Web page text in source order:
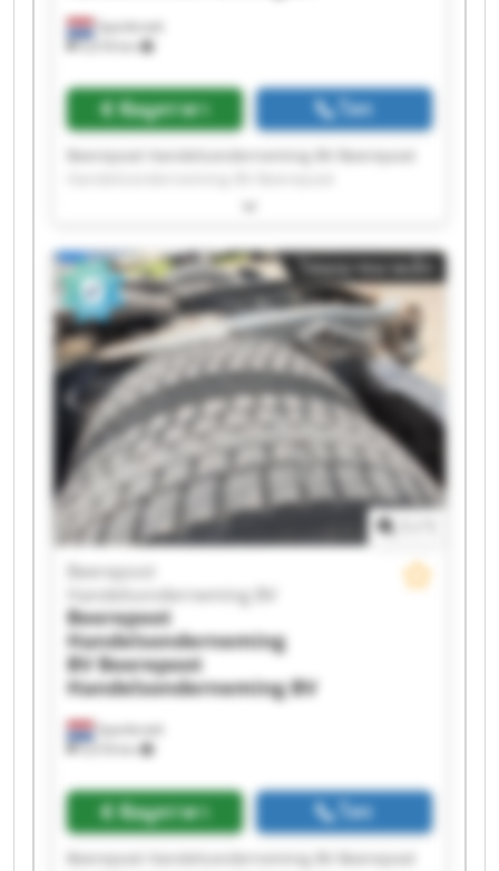
Spanbroek
9,018 km
ข้อมูลราคา โทร
Beerepoot Handelsonderneming BV Beerepoot
Handelsonderneming BV Beerepoot
Handelsonderneming BV Beerepoot
Handelsonderneming BV Beerepoot
Handelsonderneming BV Beerepoot
Handelsonderneming BV Beerepoot
Handelsonderneming BV Beerepoot
Handelsonderneming BV Beerepoot
Handelsonderneming BV Beerepoot
Handelsonderneming BV Beerepoot
Handelsonderneming BV Beerepoot
Handelsonderneming BV Beerepoot
Handelsonderneming BV Beerepoot
Handelsonderneming BV Beerepoot
Handelsonderneming BV Beerepoot
Handelsonderneming BV Beerepoot
Handelsonderneming BV Beerepoot
Handelsonderneming BV
โฆษณาขนาดเล็ก
Spanbroek
9,018 km
Beerepoot
Handelsonderneming BV
Beerepoot
Handelsonderneming
BV Beerepoot
Handelsonderneming BV
ข้อมูลราคา โทร
Beerepoot Handelsonderneming BV Beerepoot